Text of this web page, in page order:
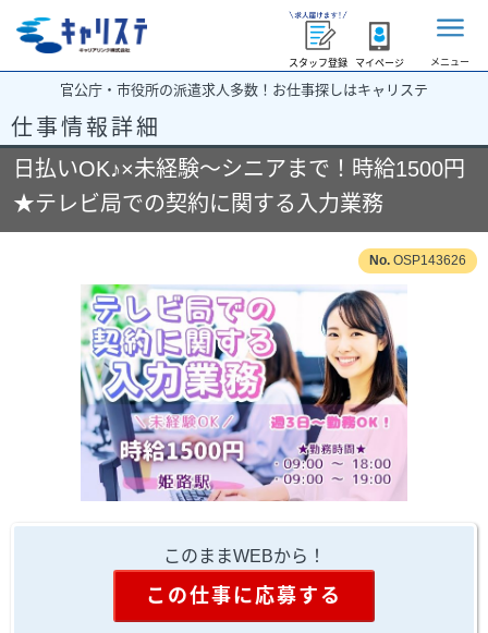
スタッフ登録 マイページ メニュー
官公庁・市役所の派遣求人多数！お仕事探しはキャリステ
仕事情報詳細
日払いOK♪×未経験～シニアまで！時給1500円
★テレビ局での契約に関する入力業務
OSP143626
このままWEBから！
この仕事に応募する